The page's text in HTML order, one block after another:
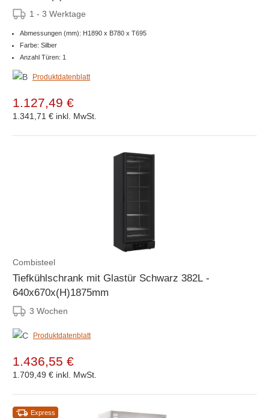
1 - 3 Werktage
Abmessungen (mm): H1890 x B780 x T695
Farbe: Silber
Anzahl Türen: 1
Produktdatenblatt
1.127,49 €
1.341,71 € inkl. MwSt.
Combisteel
Tiefkühlschrank mit Glastür Schwarz 382L -
640x670x(H)1875mm
3 Wochen
Produktdatenblatt
1.436,55 €
1.709,49 € inkl. MwSt.
Express